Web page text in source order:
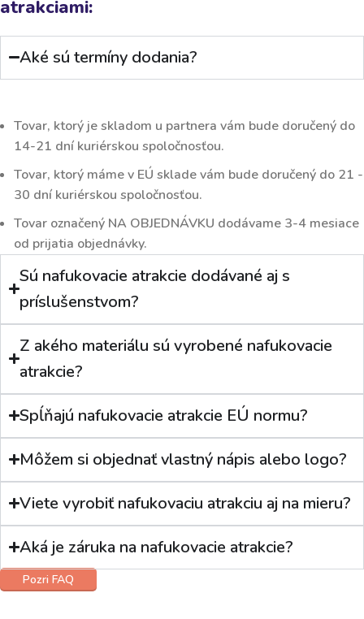
atrakciami:
Aké sú termíny dodania?
Tovar, ktorý jeskladom u partnera vám bude doručený do
14-21 dní kuriérskou spoločnosťou.
Tovar, ktorý máme v EÚ skladevám bude doručený do 21 -
30 dní kuriérskou spoločnosťou.
Tovar označený NA OBJEDNÁVKU dodávame 3-4 mesiace
od prijatia objednávky.
Sú nafukovacie atrakcie dodávané aj s
príslušenstvom?
Z akého materiálu sú vyrobené nafukovacie
atrakcie?
Spĺňajú nafukovacie atrakcie EÚ normu?
Môžem si objednať vlastný nápis alebo logo?
Viete vyrobiť nafukovaciu atrakciu aj na mieru?
Aká je záruka na nafukovacie atrakcie?
Pozri FAQ